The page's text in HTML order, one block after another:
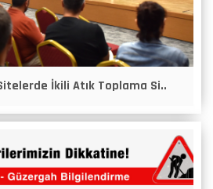
İkili Atık Toplama Si..